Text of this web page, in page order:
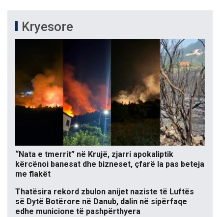
Kryesore
“Nata e tmerrit” në Krujë, zjarri apokaliptik
kërcënoi banesat dhe bizneset, çfarë la pas beteja
me flakët
Thatësira rekord zbulon anijet naziste të Luftës
së Dytë Botërore në Danub, dalin në sipërfaqe
edhe municione të pashpërthyera